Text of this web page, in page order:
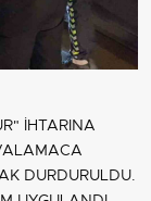
İHTARINA
DURDURULDU.